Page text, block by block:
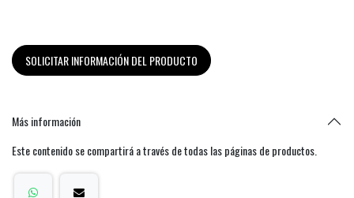
SOLICITAR INFORMACIÓN DEL PRODUCTO
Más información
Este contenido se compartirá a través de todas las páginas de productos.